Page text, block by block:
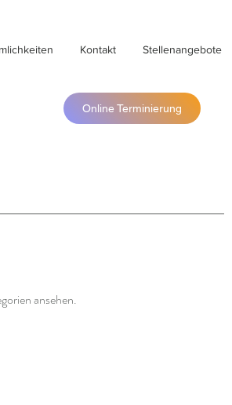
Kontakt Stellenangebote
Online Terminierung
ansehen.